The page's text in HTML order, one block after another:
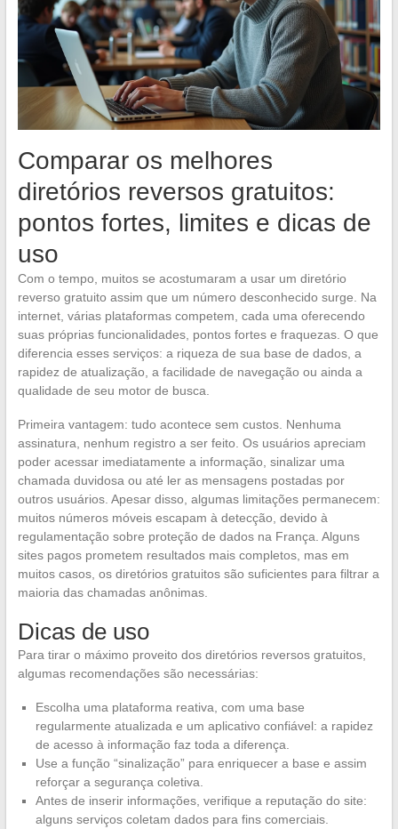
Comparar os melhores
diretórios reversos gratuitos:
pontos fortes, limites e dicas de
uso
Com o tempo, muitos se acostumaram a usar um diretório
reverso gratuito assim que um número desconhecido surge. Na
internet, várias plataformas competem, cada uma oferecendo
suas próprias funcionalidades, pontos fortes e fraquezas. O que
diferencia esses serviços: a riqueza de sua base de dados, a
rapidez de atualização, a facilidade de navegação ou ainda a
qualidade de seu motor de busca.
Primeira vantagem: tudo acontece sem custos. Nenhuma
assinatura, nenhum registro a ser feito. Os usuários apreciam
poder acessar imediatamente a informação, sinalizar uma
chamada duvidosa ou até ler as mensagens postadas por
outros usuários. Apesar disso, algumas limitações permanecem:
muitos números móveis escapam à detecção, devido à
regulamentação sobre proteção de dados na França. Alguns
sites pagos prometem resultados mais completos, mas em
muitos casos, os diretórios gratuitos são suficientes para filtrar a
maioria das chamadas anônimas.
Dicas de uso
Para tirar o máximo proveito dos diretórios reversos gratuitos,
algumas recomendações são necessárias:
Escolha uma plataforma reativa, com uma base
regularmente atualizada e um aplicativo confiável: a rapidez
de acesso à informação faz toda a diferença.
Use a função “sinalização” para enriquecer a base e assim
reforçar a segurança coletiva.
Antes de inserir informações, verifique a reputação do site:
alguns serviços coletam dados para fins comerciais.